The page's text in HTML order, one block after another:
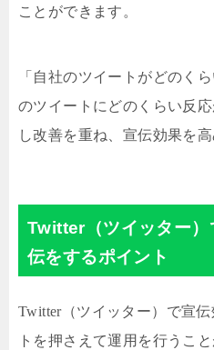
ことができます。
「自社のツイートがどのく
のツイートにどのくらい反
し改善を重ね、宣伝効果を
Twitter（ツイッター）
伝をするポイント
Twitter（ツイッター）で宣
トを押さえて運用を行うこ